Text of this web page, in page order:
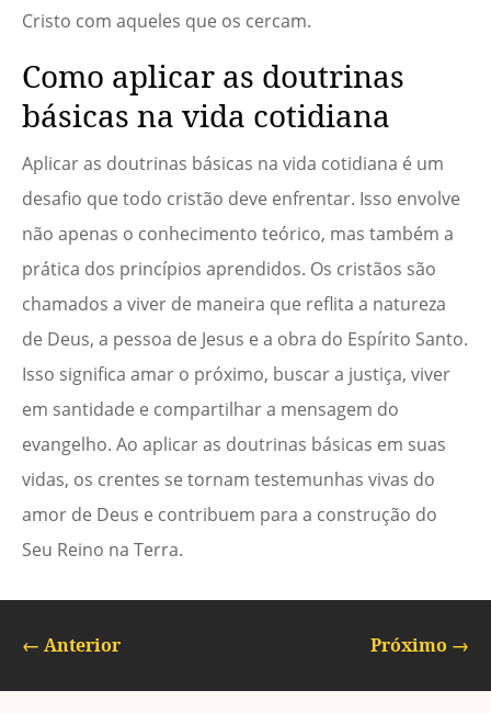
Cristo com aqueles que os cercam.
Como aplicar as doutrinas
básicas na vida cotidiana
Aplicar as doutrinas básicas na vida cotidiana é um
desafio que todo cristão deve enfrentar. Isso envolve
não apenas o conhecimento teórico, mas também a
prática dos princípios aprendidos. Os cristãos são
chamados a viver de maneira que reflita a natureza
de Deus, a pessoa de Jesus e a obra do Espírito Santo.
Isso significa amar o próximo, buscar a justiça, viver
em santidade e compartilhar a mensagem do
evangelho. Ao aplicar as doutrinas básicas em suas
vidas, os crentes se tornam testemunhas vivas do
amor de Deus e contribuem para a construção do
Seu Reino na Terra.
← Anterior Próximo →